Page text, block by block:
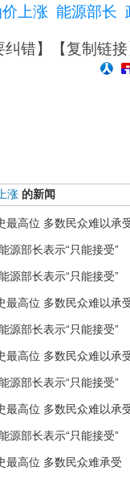
上涨 能源部长
纠错】【复制链接
涨 的新闻
最高位 多数民众难以承
源部长表示“只能接受”
源部长表示“只能接受”
最高位 多数民众难以承
源部长表示“只能接受”
最高位 多数民众难以承
源部长表示“只能接受”
最高位 多数民众难以承
源部长表示“只能接受”
最高位 多数民众难承受